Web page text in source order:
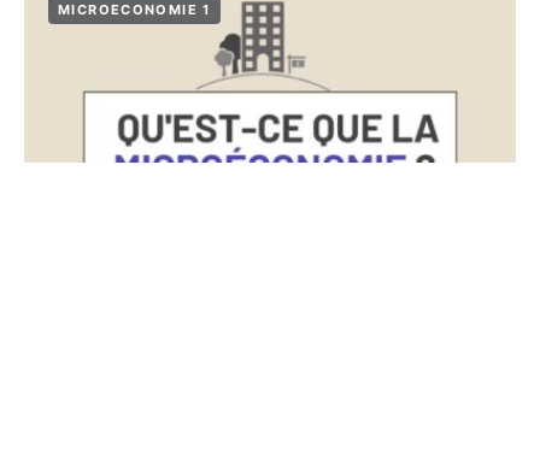
MICROECONOMIE 1